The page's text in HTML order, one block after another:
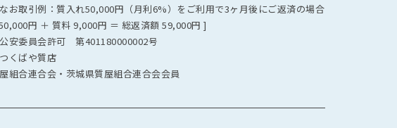
お取引例：質入れ50,000円（月利6%）をご利用で3ヶ月後にご返済の場合
円 ＋ 質料 9,000円 ＝ 総返済額 59,000円 ]
安委員会許可 第401180000002号
ばや質店
組合連合会・茨城県質屋組合連合会会員